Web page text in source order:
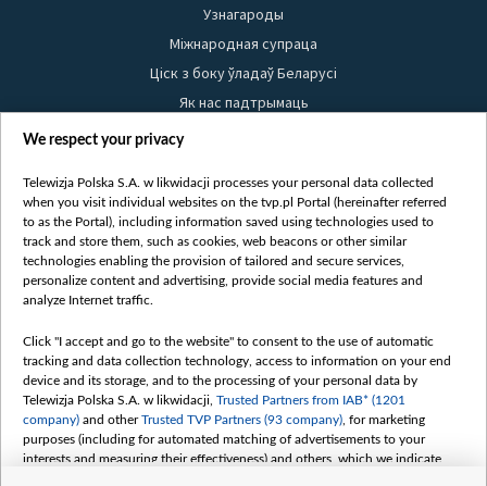
Узнагароды
Міжнародная супраца
Ціск з боку ўладаў Беларусі
Як нас падтрымаць
Правілы выкарыстання матэрыялаў
Бяспека
Youtube
Белсат news
Белсат Shorts
Жэстачайшы мульт
Belsat English
Biełsat PL
Белсат Now
Белсат History
We respect your privacy
Telewizja Polska S.A. w likwidacji processes your personal data collected
when you visit individual websites on the tvp.pl Portal (hereinafter referred
to as the Portal), including information saved using technologies used to
track and store them, such as cookies, web beacons or other similar
technologies enabling the provision of tailored and secure services,
personalize content and advertising, provide social media features and
analyze Internet traffic.
Click "I accept and go to the website" to consent to the use of automatic
tracking and data collection technology, access to information on your end
device and its storage, and to the processing of your personal data by
Telewizja Polska S.A. w likwidacji, Trusted Partners from IAB* (1201
company) and otherTrusted TVP Partners (93 company) , for marketing
purposes (including for automated matching of advertisements to your
interests and measuring their effectiveness) and others, which we indicate